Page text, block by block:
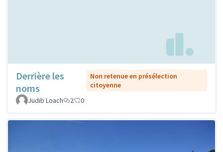
Derrière les
noms
Non retenue en présélection
citoyenne
Judib Loach
2 0